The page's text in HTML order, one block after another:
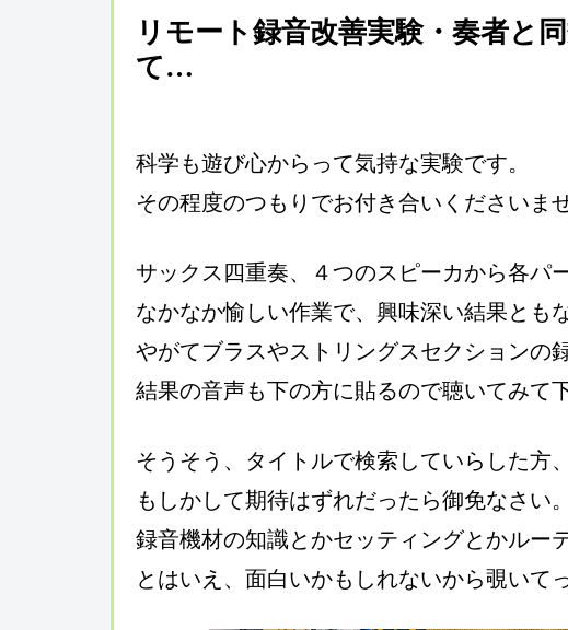
リモート録音改善実験・奏者と
て…
科学も遊び心からって気持な実験です。
その程度のつもりでお付き合いくださいませ
サックス四重奏、４つのスピーカから各パ
なかなか愉しい作業で、興味深い結果とも
やがてブラスやストリングスセクションの
結果の音声も下の方に貼るので聴いてみて
そうそう、タイトルで検索していらした方、
もしかして期待はずれだったら御免なさい。
録音機材の知識とかセッティングとかルー
とはいえ、面白いかもしれないから覗いて